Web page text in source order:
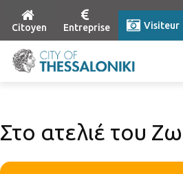
Citoyen Entreprise Visiteur
Στο ατελιέ του